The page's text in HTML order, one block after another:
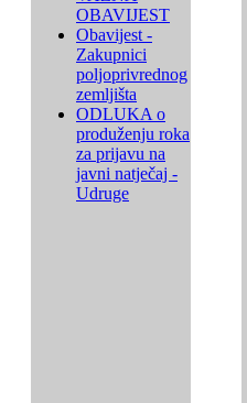
OBAVIJEST
Obavijest -
Zakupnici
poljoprivrednog
zemljišta
ODLUKA o
produženju roka
za prijavu na
javni natječaj -
Udruge